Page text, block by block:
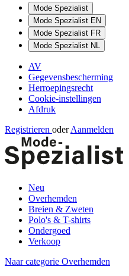
Mode Spezialist
Mode Spezialist EN
Mode Spezialist FR
Mode Spezialist NL
AV
Gegevensbescherming
Herroepingsrecht
Cookie-instellingen
Afdruk
Registrieren oder Aanmelden
Neu
Overhemden
Breien & Zweten
Polo's & T-shirts
Ondergoed
Verkoop
Naar categorie Overhemden